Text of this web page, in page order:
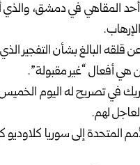
أحد المقاهي فيدمشق،
قلقه البالغ بشأن التفجير
هي أفعال “غير مقبولة”.
تصريح له اليوم الخميس،
لهم.
المتحدة إلى سوريا